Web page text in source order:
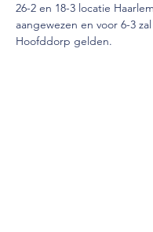
26-2 en 18-3 locatie
aangewezen en voor 6-3
Hoofddorp gelden.